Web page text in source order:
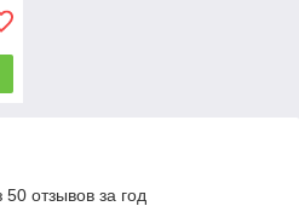
отзывов за год